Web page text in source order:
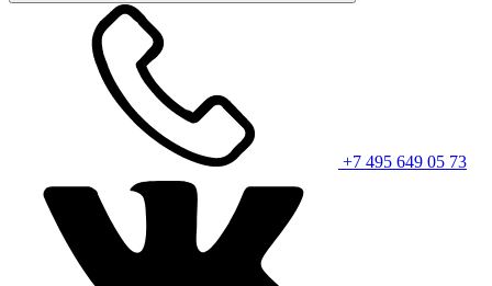
+7 495 649 05 73